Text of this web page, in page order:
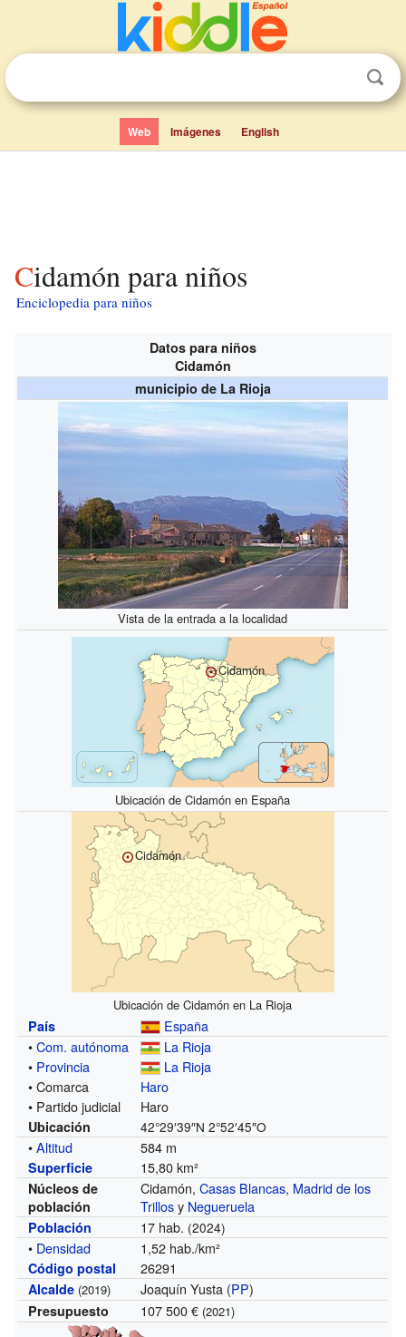
Web Imágenes English
Cidamón para niños
Enciclopedia para niños
Datos para niños
Cidamón
municipio de La Rioja
Vista de la entrada a la localidad
Cidamón
Ubicación de Cidamón en España
Cidamón
Ubicación de Cidamón en La Rioja
País
España
•Com. autónoma
La Rioja
• Provincia
La Rioja
• Comarca
Haro
• Partido judicial
Haro
Ubicación 42°29′39″N 2°52′45″O
•Altitud 584 m
Superficie 15,80 km²
Núcleos de
población
Cidamón,Casas Blancas, Madrid de los
Trillosy Negueruela
Población 17 hab. (2024)
• Densidad 1,52 hab./km²
Código postal 26291
Alcalde (2019) Joaquín Yusta (PP)
Presupuesto 107 500 € (2021)